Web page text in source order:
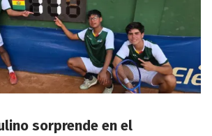
sorprende en el